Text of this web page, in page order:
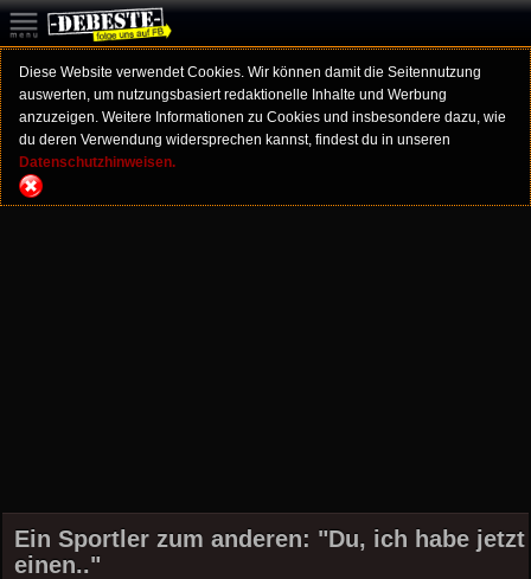
Diese Website verwendet Cookies. Wir können damit die Seitennutzung
auswerten, um nutzungsbasiert redaktionelle Inhalte und Werbung
anzuzeigen. Weitere Informationen zu Cookies und insbesondere dazu, wie
du deren Verwendung widersprechen kannst, findest du in unseren
Datenschutzhinweisen.
Ein Sportler zum anderen: "Du, ich habe jetzt
einen.."